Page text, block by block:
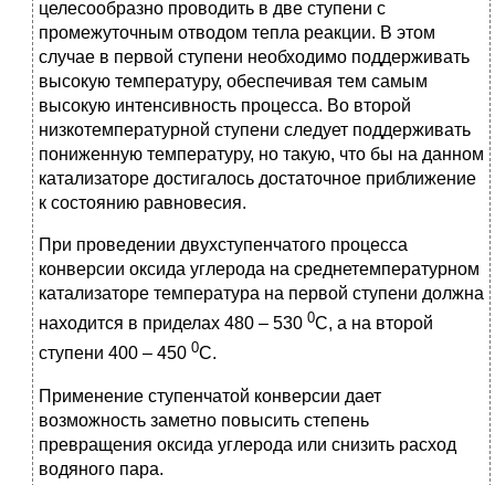
целесообразно проводить в две ступени с
промежуточным отводом тепла реакции. В этом
случае в первой ступени необходимо поддерживать
высокую температуру, обеспечивая тем самым
высокую интенсивность процесса. Во второй
низкотемпературной ступени следует поддерживать
пониженную температуру, но такую, что бы на данном
катализаторе достигалось достаточное приближение
к состоянию равновесия.
При проведении двухступенчатого процесса
конверсии оксида углерода на среднетемпературном
катализаторе температура на первой ступени должна
находится в приделах 480 – 530 0С, а на второй
ступени 400 – 450 0С.
Применение ступенчатой конверсии дает
возможность заметно повысить степень
превращения оксида углерода или снизить расход
водяного пара.